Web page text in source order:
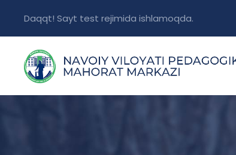
Daqqt! Sayt test rejimida ishlamoqda.